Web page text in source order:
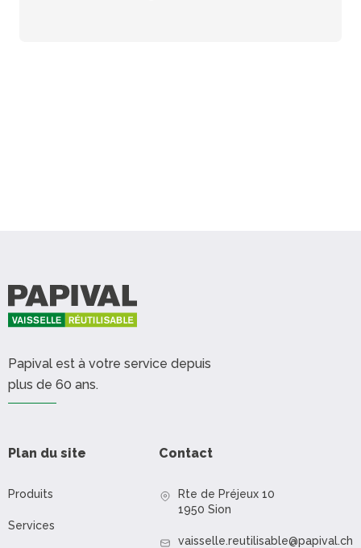
Papival est à votre service depuis
plus de 60 ans.
Plan du site
Produits
Services
Contact
Rte de Préjeux 10
1950 Sion
vaisselle.reutilisable@papival.ch